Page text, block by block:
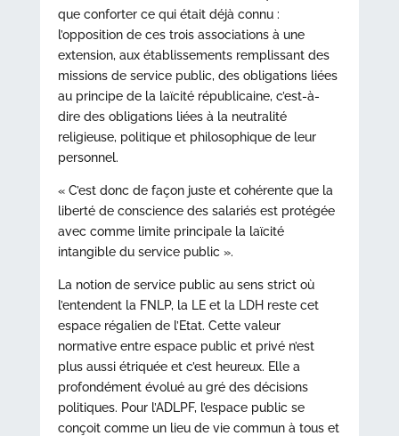
que conforter ce qui était déjà connu :
l’opposition de ces trois associations à une
extension, aux établissements remplissant des
missions de service public, des obligations liées
au principe de la laïcité républicaine, c’est-à-
dire des obligations liées à la neutralité
religieuse, politique et philosophique de leur
personnel.
« C’est donc de façon juste et cohérente que la
liberté de conscience des salariés est protégée
avec comme limite principale la laïcité
intangible du service public ».
La notion de service public au sens strict où
l’entendent la FNLP, la LE et la LDH reste cet
espace régalien de l’Etat. Cette valeur
normative entre espace public et privé n’est
plus aussi étriquée et c’est heureux. Elle a
profondément évolué au gré des décisions
politiques. Pour l’ADLPF, l’espace public se
conçoit comme un lieu de vie commun à tous et